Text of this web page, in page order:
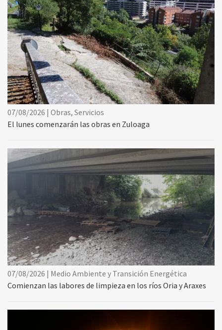
07/08/2026 | Obras, Servicios
El lunes comenzarán las obras en Zuloaga
07/08/2026 | Medio Ambiente y Transición Energética
Comienzan las labores de limpieza en los ríos Oria y Araxes